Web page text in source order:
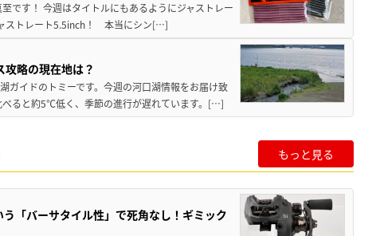
です！ 今週はタイトルにもあるようにジャストレー
ストレート5.5inch！ 本当にシン[…]
略の現在地は？
ガイドのトミーです。今週の河口湖情報をお届け致
ると約5℃低く、季節の進行が遅れています。[…]
もっと見る
「バーサタイル性」で死角なし！ギミック